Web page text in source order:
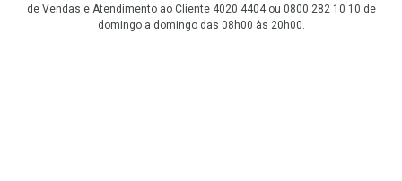
de Vendas e Atendimento ao Cliente 4020 4404 ou 0800 282 10 10 de
domingo a domingo das 08h00 às 20h00.